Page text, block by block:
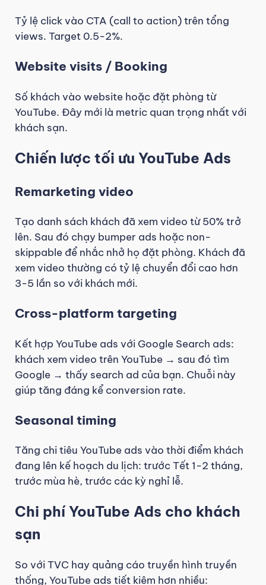
Tỷ lệ click vào CTA (call to action) trên tổng
views. Target 0.5-2%.
Website visits / Booking
Số khách vào website hoặc đặt phòng từ
YouTube. Đây mới là metric quan trọng nhất với
khách sạn.
Chiến lược tối ưu YouTube Ads
Remarketing video
Tạo danh sách khách đã xem video từ 50% trở
lên. Sau đó chạy bumper ads hoặc non-
skippable để nhắc nhở họ đặt phòng. Khách đã
xem video thường có tỷ lệ chuyển đổi cao hơn
3-5 lần so với khách mới.
Cross-platform targeting
Kết hợp YouTube ads với Google Search ads:
khách xem video trên YouTube → sau đó tìm
Google → thấy search ad của bạn. Chuỗi này
giúp tăng đáng kể conversion rate.
Seasonal timing
Tăng chi tiêu YouTube ads vào thời điểm khách
đang lên kế hoạch du lịch: trước Tết 1-2 tháng,
trước mùa hè, trước các kỳ nghỉ lễ.
Chi phí YouTube Ads cho khách
sạn
So với TVC hay quảng cáo truyền hình truyền
thống, YouTube ads tiết kiệm hơn nhiều: